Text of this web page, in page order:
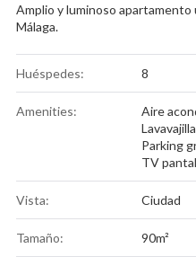
Amplio y luminoso
Málaga.
Huéspedes: 8
Amenities: Aire
Parking
TV
Vista: Ciudad
Tamaño: 90m²